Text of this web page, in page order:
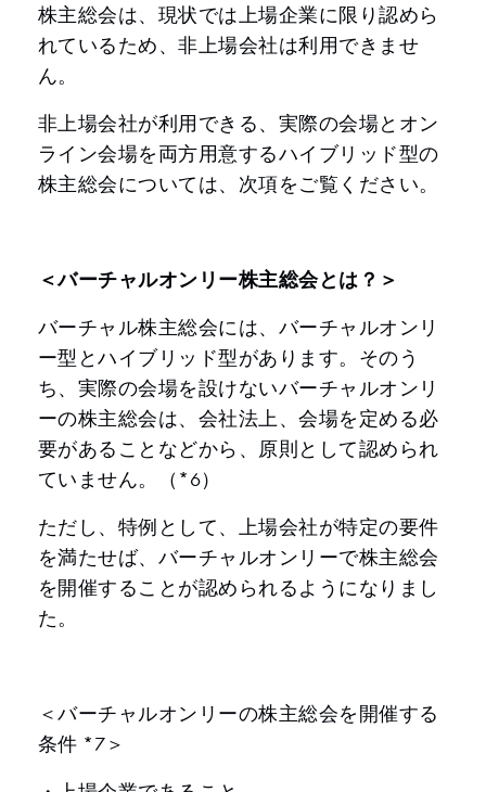
株主総会は、現状では上場企業に限り認めら
れているため、非上場会社は利用できませ
ん。
非上場会社が利用できる、実際の会場とオン
ライン会場を両方用意するハイブリッド型の
株主総会については、次項をご覧ください。
＜バーチャルオンリー株主総会とは？＞
バーチャル株主総会には、バーチャルオンリ
ー型とハイブリッド型があります。そのう
ち、実際の会場を設けないバーチャルオンリ
ーの株主総会は、会社法上、会場を定める必
要があることなどから、原則として認められ
ていません。（*6）
ただし、特例として、上場会社が特定の要件
を満たせば、バーチャルオンリーで株主総会
を開催することが認められるようになりまし
た。
＜バーチャルオンリーの株主総会を開催する
条件 *7＞